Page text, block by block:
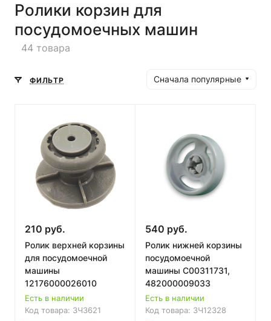
Ролики корзин для
посудомоечных машин
44 товара
ФИЛЬТР Сначала популярные
210 руб.
Ролик верхней корзины
для посудомоечной
машины
12176000026010
Есть в наличии
Код товара: ЗЧ3621
540 руб.
Ролик нижней корзины
посудомоечной
машины C00311731,
482000009033
Есть в наличии
Код товара: ЗЧ12328